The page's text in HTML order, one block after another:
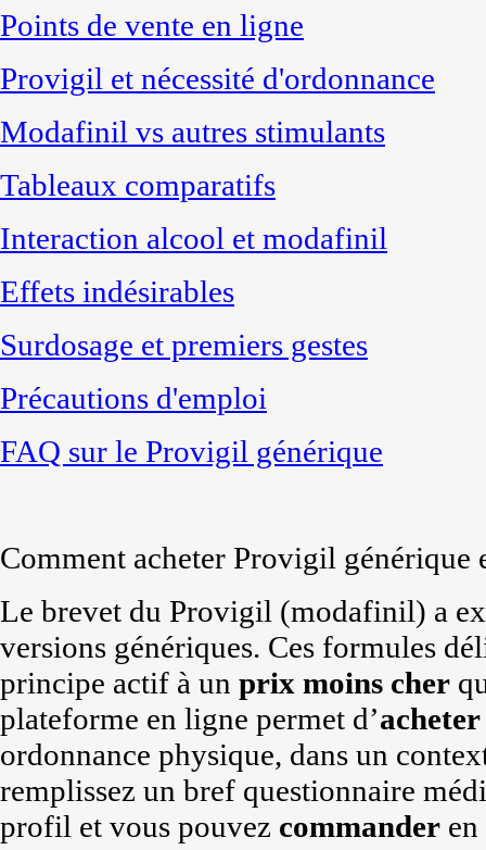
Points de vente en ligne
Provigil et nécessité d'ordonnance
Modafinil vs autres stimulants
Tableaux comparatifs
Interaction alcool et modafinil
Effets indésirables
Surdosage et premiers gestes
Précautions d'emploi
FAQ sur le Provigil générique
Comment acheter Provigil générique
Le brevet du Provigil (modafinil) a
versions génériques. Ces formules
principe actif à un prix moins cher
plateforme en ligne permet d’acheter
ordonnance physique, dans un
remplissez un bref questionnaire
profil et vous pouvez commander